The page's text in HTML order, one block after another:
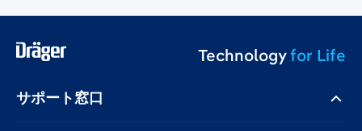
Technologyfor Life
サポート窓口